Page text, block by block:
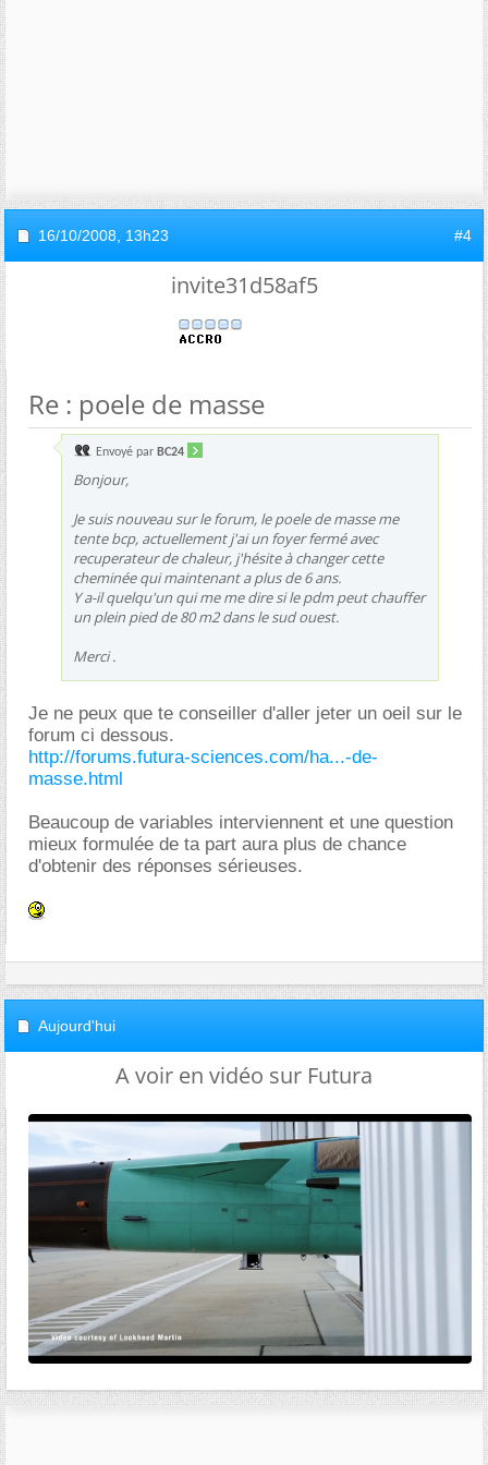
16/10/2008, 13h23 #4
invite31d58af5
Re : poele de masse
Envoyé par BC24
Bonjour,
Je suis nouveau sur le forum, le poele de masse me
tente bcp, actuellement j'ai un foyer fermé avec
recuperateur de chaleur, j'hésite à changer cette
cheminée qui maintenant a plus de 6 ans.
Y a-il quelqu'un qui me me dire si le pdm peut chauffer
un plein pied de 80 m2 dans le sud ouest.
Merci .
Je ne peux que te conseiller d'aller jeter un oeil sur le
forum ci dessous.
http://forums.futura-sciences.com/ha...-de-
masse.html
Beaucoup de variables interviennent et une question
mieux formulée de ta part aura plus de chance
d'obtenir des réponses sérieuses.
Aujourd'hui
A voir en vidéo sur Futura